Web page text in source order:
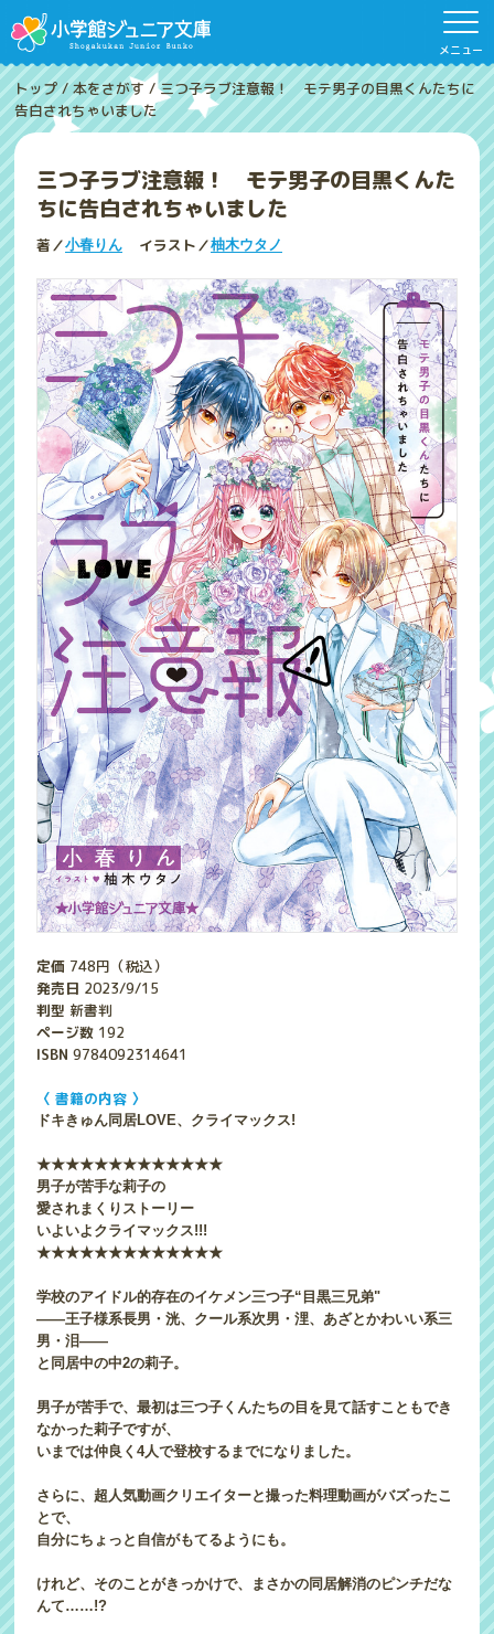
メニュー
トップ /本をさがす /三つ子ラブ注意報！ モテ男子の目黒くんたちに
告白されちゃいました
三つ子ラブ注意報！ モテ男子の目黒くんた
ちに告白されちゃいました
著／小春りん イラスト／柚木ウタノ
定価 748円（税込）
発売日 2023/9/15
判型 新書判
ページ数 192
ISBN9784092314641
〈 書籍の内容 〉
ドキきゅん同居LOVE、クライマックス!
★★★★★★★★★★★★★
男子が苦手な莉子の
愛されまくりストーリー
いよいよクライマックス!!!
★★★★★★★★★★★★★
学校のアイドル的存在のイケメン三つ子“目黒三兄弟"
――王子様系長男・洸、クール系次男・浬、あざとかわいい系三
男・泪――
と同居中の中2の莉子。
男子が苦手で、最初は三つ子くんたちの目を見て話すこともでき
なかった莉子ですが、
いまでは仲良く4人で登校するまでになりました。
さらに、超人気動画クリエイターと撮った料理動画がバズったこ
とで、
自分にちょっと自信がもてるようにも。
けれど、そのことがきっかけで、まさかの同居解消のピンチだな
んて……!?